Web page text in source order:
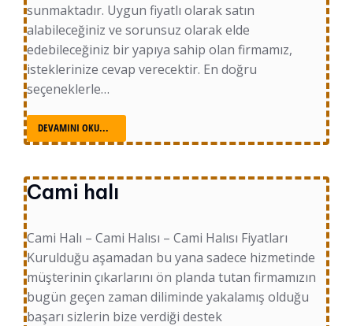
sunmaktadır. Uygun fiyatlı olarak satın
alabileceğiniz ve sorunsuz olarak elde
edebileceğiniz bir yapıya sahip olan firmamız,
isteklerinize cevap verecektir. En doğru
seçeneklerle…
DEVAMINI OKU...
Cami halı
Cami Halı – Cami Halısı – Cami Halısı Fiyatları
Kurulduğu aşamadan bu yana sadece hizmetinde
müşterinin çıkarlarını ön planda tutan firmamızın
bugün geçen zaman diliminde yakalamış olduğu
başarı sizlerin bize verdiği destek